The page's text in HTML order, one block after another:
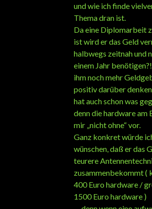
und wie ich finde
Thema dran ist.
Da eine Diplomarbeit
ist wird er das Geld
halbwegs zeitnah und
einem Jahr
ihm noch mehr
positiv darüber
hat auch schon was
denn die hardware am
mir „nicht ohne“ vor.
Ganz konkret würde
wünschen, daß er das
teurere
zusammenbekommt (
400 Euro hardware /
1500 Euro hardware )